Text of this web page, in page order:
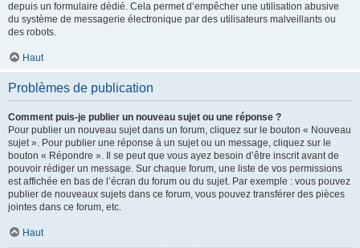
depuis un formulaire dédié. Cela permet d’empêcher une utilisation abusive
du système de messagerie électronique par des utilisateurs malveillants ou
des robots.
Haut
Problèmes de publication
Comment puis-je publier un nouveau sujet ou une réponse ?
Pour publier un nouveau sujet dans un forum, cliquez sur le bouton « Nouveau
sujet ». Pour publier une réponse à un sujet ou un message, cliquez sur le
bouton « Répondre ». Il se peut que vous ayez besoin d’être inscrit avant de
pouvoir rédiger un message. Sur chaque forum, une liste de vos permissions
est affichée en bas de l’écran du forum ou du sujet. Par exemple : vous pouvez
publier de nouveaux sujets dans ce forum, vous pouvez transférer des pièces
jointes dans ce forum, etc.
Haut